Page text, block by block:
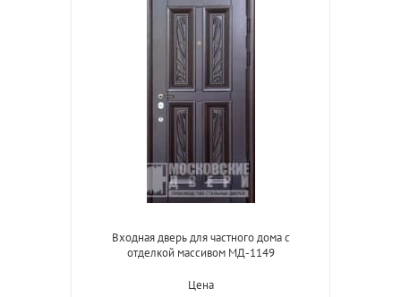
Входная дверь для частного дома с
отделкой массивом МД-1149
Цена